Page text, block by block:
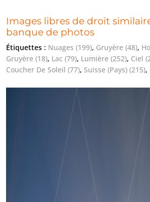
Images libres de droit
banque de photos
Étiquettes : Nuages (199), Gruyère (48),
Gruyère (18), Lac (79), Lumière (252), Ciel
Coucher De Soleil (77), Suisse (Pays) (215),